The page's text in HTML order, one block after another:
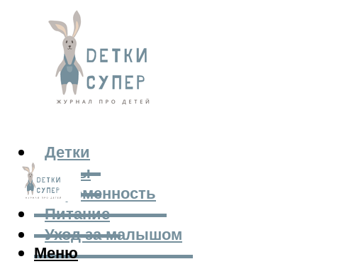
Детки
Мамы
Беременность
Питание
Уход за малышом
Меню